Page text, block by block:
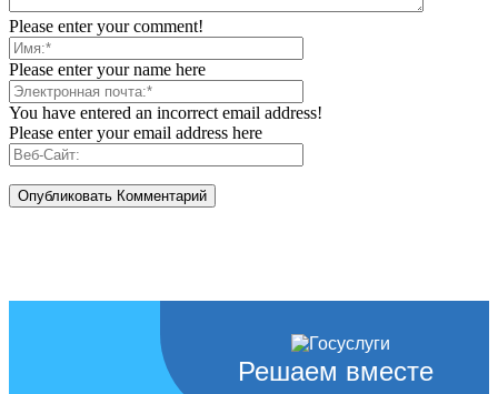
Please enter your comment!
Please enter your name here
You have entered an incorrect email address!
Please enter your email address here
Решаем вместе